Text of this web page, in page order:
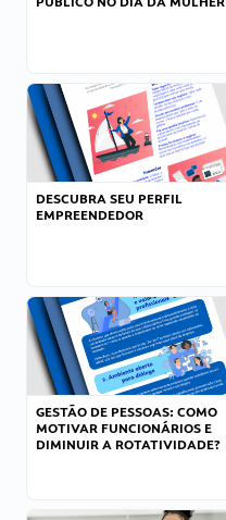
DESCUBRA SEU PERFIL
EMPREENDEDOR
GESTÃO DE PESSOAS: COMO
MOTIVAR FUNCIONÁRIOS E
DIMINUIR A ROTATIVIDADE?